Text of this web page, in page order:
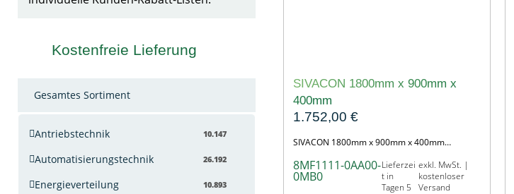
Kostenfreie Lieferung
Gesamtes Sortiment
Antriebstechnik 10.147
Automatisierungstechnik 26.192
Energieverteilung 10.893
SIVACON 1800mm x 900mm x
400mm
1.752,00 €
SIVACON 1800mm x 900mm x 400mm…
8MF1111-0AA00-
0MB0
Lieferzei
t in
Tagen 5
exkl. MwSt. |
kostenloser
Versand